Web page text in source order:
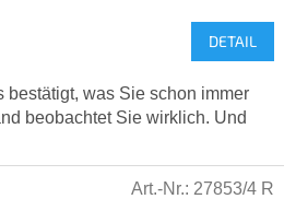
DETAIL
bestätigt, was Sie schon immer
beobachtet Sie wirklich. Und
Art.-Nr.: 27853/4 R